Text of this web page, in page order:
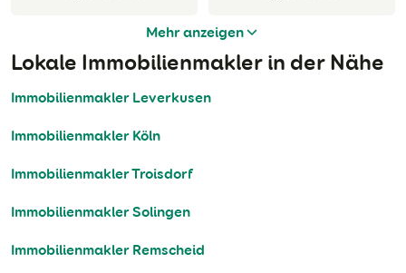
Mehr anzeigen
Lokale Immobilienmakler in der Nähe
Immobilienmakler Leverkusen
Immobilienmakler Köln
Immobilienmakler Troisdorf
Immobilienmakler Solingen
Immobilienmakler Remscheid